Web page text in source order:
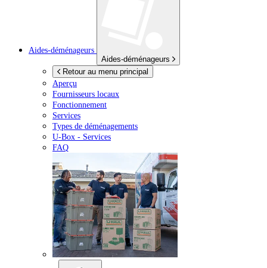
Aides-déménageurs
Aides-déménageurs
Retour au menu principal
Aperçu
Fournisseurs locaux
Fonctionnement
Services
Types de déménagements
U-Box - Services
FAQ